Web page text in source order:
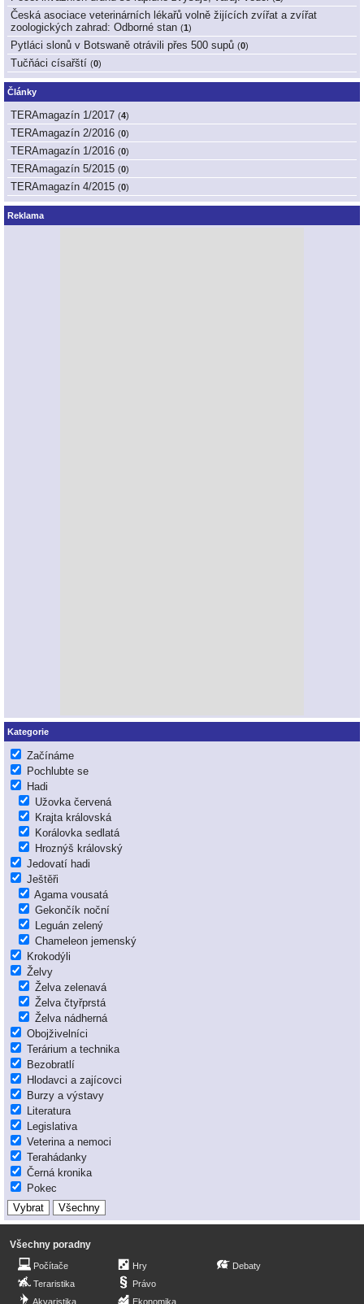
Česká asociace veterinárních lékařů volně žijících zvířat a zvířat
zoologických zahrad: Odborné stan (1 )
Pytláci slonů v Botswaně otrávili přes 500 supů (0)
Tučňáci císařští (0)
Články
TERAmagazín 1/2017 (4)
TERAmagazín 2/2016 (0)
TERAmagazín 1/2016 (0)
TERAmagazín 5/2015 (0)
TERAmagazín 4/2015 (0)
Reklama
Kategorie
Začínáme
Pochlubte se
Hadi
Užovka červená
Krajta královská
Korálovka sedlatá
Hroznýš královský
Jedovatí hadi
Ještěři
Agama vousatá
Gekončík noční
Leguán zelený
Chameleon jemenský
Krokodýli
Želvy
Želva zelenavá
Želva čtyřprstá
Želva nádherná
Obojživelníci
Terárium a technika
Bezobratlí
Hlodavci a zajícovci
Burzy a výstavy
Literatura
Legislativa
Veterina a nemoci
Terahádanky
Černá kronika
Pokec
Všechny poradny
Počítače
Teraristika
Akvaristika
Hry
Právo
Ekonomika
Debaty